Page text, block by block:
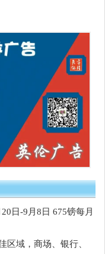
日-9月8日 675镑每月
区域，商场、银行、